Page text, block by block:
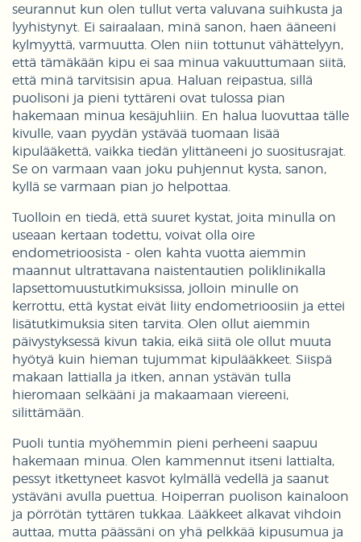
seurannut kun olen tullut verta valuvana suihkusta ja
lyyhistynyt. Ei sairaalaan, minä sanon, haen ääneeni
kylmyyttä, varmuutta. Olen niin tottunut vähättelyyn,
että tämäkään kipu ei saa minua vakuuttumaan siitä,
että minä tarvitsisin apua. Haluan reipastua, sillä
puolisoni ja pieni tyttäreni ovat tulossa pian
hakemaan minua kesäjuhliin. En halua luovuttaa tälle
kivulle, vaan pyydän ystävää tuomaan lisää
kipulääkettä, vaikka tiedän ylittäneeni jo suositusrajat.
Se on varmaan vaan joku puhjennut kysta, sanon,
kyllä se varmaan pian jo helpottaa.
Tuolloin en tiedä, että suuret kystat, joita minulla on
useaan kertaan todettu, voivat olla oire
endometrioosista - olen kahta vuotta aiemmin
maannut ultrattavana naistentautien poliklinikalla
lapsettomuustutkimuksissa, jolloin minulle on
kerrottu, että kystat eivät liity endometrioosiin ja ettei
lisätutkimuksia siten tarvita. Olen ollut aiemmin
päivystyksessä kivun takia, eikä siitä ole ollut muuta
hyötyä kuin hieman tujummat kipulääkkeet. Siispä
makaan lattialla ja itken, annan ystävän tulla
hieromaan selkääni ja makaamaan viereeni,
silittämään.
Puoli tuntia myöhemmin pieni perheeni saapuu
hakemaan minua. Olen kammennut itseni lattialta,
pessyt itkettyneet kasvot kylmällä vedellä ja saanut
ystäväni avulla puettua. Hoiperran puolison kainaloon
ja pörrötän tyttären tukkaa. Lääkkeet alkavat vihdoin
auttaa, mutta päässäni on yhä pelkkää kipusumua ja